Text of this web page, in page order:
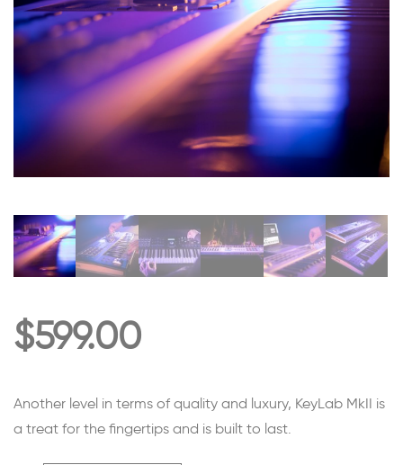
$599.00
Another level in terms of quality and luxury, KeyLab MkII is
a treat for the fingertips and is built to last.